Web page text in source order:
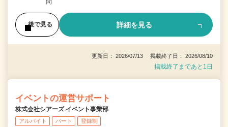
問
後で見る 詳細を見る
更新日： 2026/07/13 掲載終了日： 2026/08/10
掲載終了まであと1日
イベントの運営サポート
株式会社シアーズ イベント事業部
アルバイト パート 登録制